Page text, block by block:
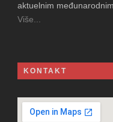
aktuelnim
Više...
KONTAKT